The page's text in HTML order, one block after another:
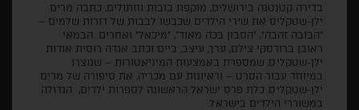
בדירה קטנטנה בירושלים, מוקפת בובות וחתולים, כתבה מרים
ילן-שטקליס את שירי הילדים שכבשו לבבות של דורות שלמים –
"הבובה זהבה", "הסבון בכה מאוד", "מיכאל" ואחרים. הבמאי
ראובן ברודסקי צילם, ערך, עיצב, ביים וכתב אגדה רוסית אודות
ילן-שטקליס, שמספרת באמצעות המיניאטורות – שנוצרו
במיוחד עבור הסרט – וראיונות עם מכריה, את סיפורה של מרים
ילן-שטקליס, כלת פרס ישראל הראשונה לספרות ילדים, הגדולה
במשוררי הילדים בישראל.